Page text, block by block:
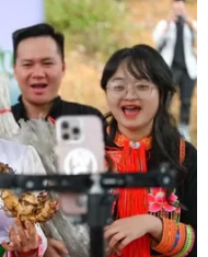
Thanh Trì, Hà Nội, đi
trường. (Ảnh: Phạm
Phó giám